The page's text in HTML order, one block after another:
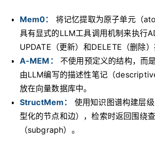
Mem0：
将记忆提取为原子单元（
具有显式的LLM工具调用机制来执行
UPDATE（更新）和DELETE（删除）
A-MEM：
不使用预定义的结构，而
由LLM编写的描述性笔记（
放在向量数据库中。
StructMem：
使用知识图谱构建层
型化的节点和边），检索时返回围绕
（subgraph）。